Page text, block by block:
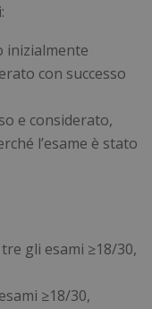
inizialmente
con successo
e considerato,
l’esame è stato
gli esami ≥18/30,
≥18/30,